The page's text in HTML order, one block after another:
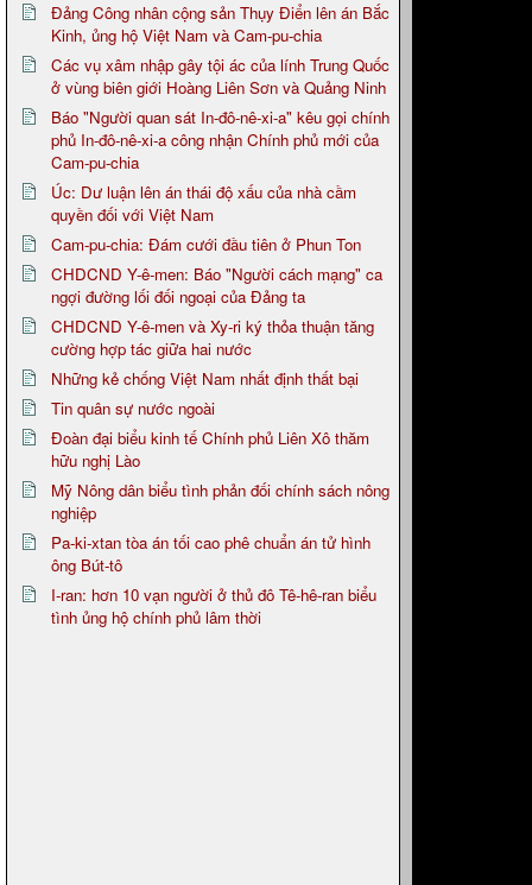
Đảng Công nhân cộng sản Thụy Điển lên án Bắc
Kinh, ủng hộ Việt Nam và Cam-pu-chia
Các vụ xâm nhập gây tội ác của lính Trung Quốc
ở vùng biên giới Hoàng Liên Sơn và Quảng Ninh
Báo "Người quan sát In-đô-nê-xi-a" kêu gọi chính
phủ In-đô-nê-xi-a công nhận Chính phủ mới của
Cam-pu-chia
Úc: Dư luận lên án thái độ xấu của nhà cầm
quyền đối với Việt Nam
Cam-pu-chia: Đám cưới đầu tiên ở Phun Ton
CHDCND Y-ê-men: Báo "Người cách mạng" ca
ngợi đường lối đối ngoại của Đảng ta
CHDCND Y-ê-men và Xy-ri ký thỏa thuận tăng
cường hợp tác giữa hai nước
Những kẻ chống Việt Nam nhất định thất bại
Tin quân sự nước ngoài
Đoàn đại biểu kinh tế Chính phủ Liên Xô thăm
hữu nghị Lào
Mỹ Nông dân biểu tình phản đối chính sách nông
nghiệp
Pa-ki-xtan tòa án tối cao phê chuẩn án tử hình
ông Bút-tô
I-ran: hơn 10 vạn người ở thủ đô Tê-hê-ran biểu
tình ủng hộ chính phủ lâm thời